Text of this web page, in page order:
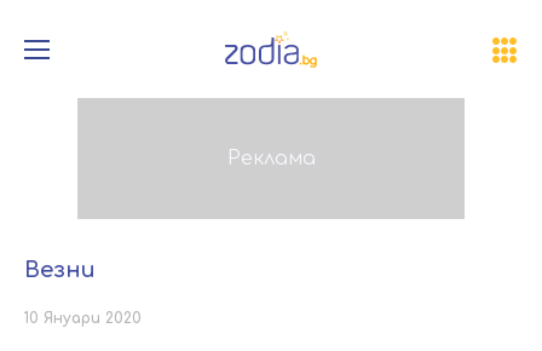
Везни
10 Януари 2020